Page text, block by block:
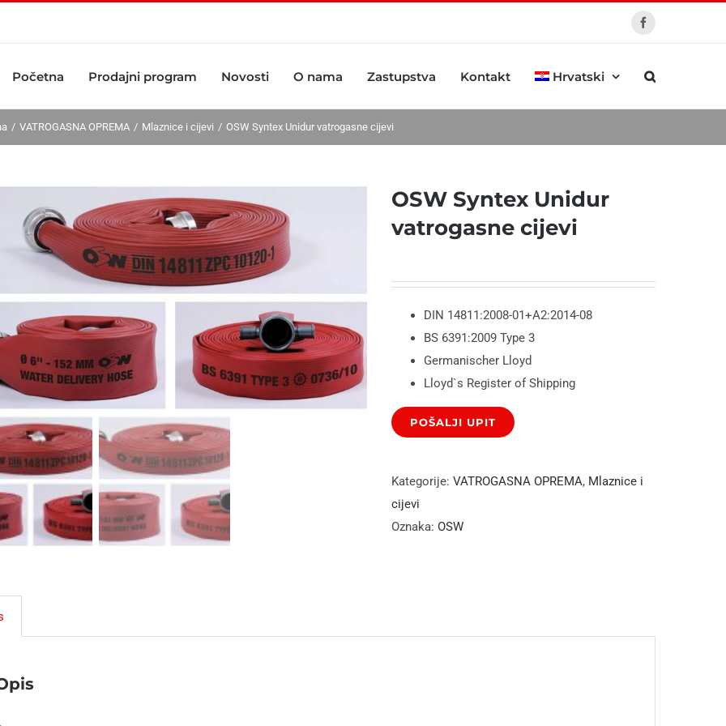
Facebook
Početna Prodajni program Novosti O nama Zastupstva Kontakt Hrvatski
VATROGASNA OPREMA Mlaznice i cijevi OSW Syntex Unidur vatrogasne cijevi
OSW Syntex Unidur
vatrogasne cijevi
DIN 14811:2008-01+A2:2014-08
BS 6391:2009 Type 3
Germanischer Lloyd
Lloyd`s Register of Shipping
Kategorije: VATROGASNA OPREMA, Mlaznice i
cijevi
Oznaka: OSW